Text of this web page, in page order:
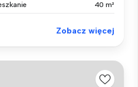
40 m²
Zobacz więcej